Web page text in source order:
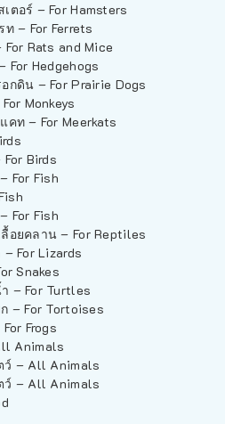
ตอร์ – For Hamsters
ท – For Ferrets
Rats and Mice
For Hedgehogs
กดิน – For Prairie Dogs
Monkeys
คท – For Meerkats
Birds
For Fish
For Fish
อยคลาน – For Reptiles
For Lizards
Snakes
– For Turtles
– For Tortoises
Frogs
Animals
ว์ – All Animals
ว์ – All Animals